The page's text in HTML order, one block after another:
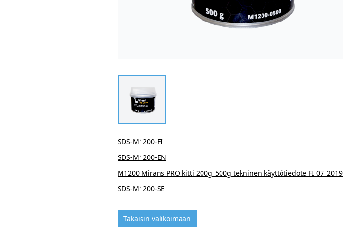
SDS-M1200-FI
SDS-M1200-EN
M1200 Mirans PRO kitti 200g_500g tekninen käyttötiedote FI 07_2019
SDS-M1200-SE
Takaisin valikoimaan